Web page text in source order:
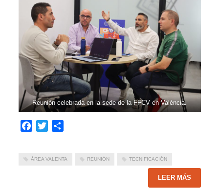
Reunión celebrada en la sede de la FFCV en València.
Facebook
Twitter
ÁREA VALENTA REUNIÓN TECNIFICACIÓN
LEER MÁS